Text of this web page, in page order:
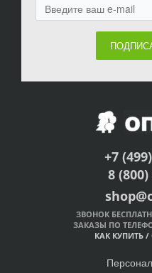
+7
8
ЗВОНОК
ЗАКАЗЫ ПО
КАК КУПИТЬ /